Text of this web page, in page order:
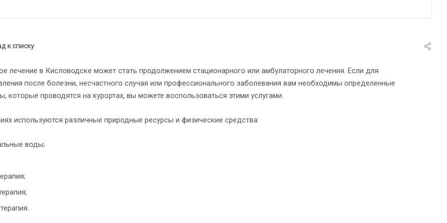
к списку
лечение в Кисловодске может стать продолжением стационарного или амбулаторного лечения. Если для
после болезни, несчастного случая или профессионального заболевания вам необходимы определенные
которые проводятся на курортах, вы можете воспользоваться этими услугами.
используются различные природные ресурсы и физические средства:
воды;